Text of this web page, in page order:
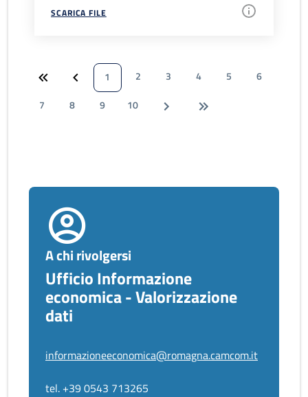
SCARICA FILE
1 2 3 4 5
6
7
8 9 10
A chi rivolgersi
Ufficio Informazione
economica - Valorizzazione
dati
informazioneeconomica@romagna.camcom.it
tel. +39 0543 713265